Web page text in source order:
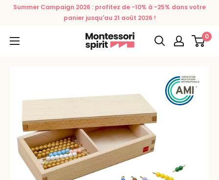
PasserSummer Campaign 2026 : profitez de -10% à -25% dans votre
panier jusqu'au 21 août 2026 !
Montessori
Spirit
0